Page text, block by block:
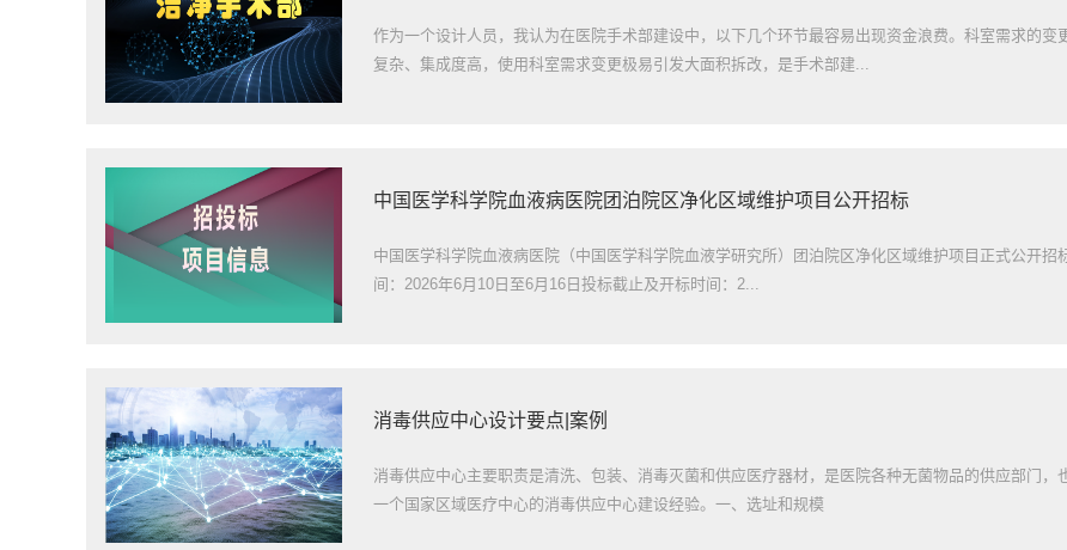
作为一个设计人员，我认为在医院手术部建设中，以下几个环节最容易出现资金浪费。科室需求的
复杂、集成度高，使用科室需求变更极易引发大面积拆改，是手术部建...
中国医学科学院血液病医院团泊院区净化区域维护项目公开招标
中国医学科学院血液病医院（中国医学科学院血液学研究所）团泊院区净化区域维护项目正式公开
间：2026年6月10日至6月16日投标截止及开标时间：2...
消毒供应中心设计要点|案例
消毒供应中心主要职责是清洗、包装、消毒灭菌和供应医疗器材，是医院各种无菌物品的供应部门
一个国家区域医疗中心的消毒供应中心建设经验。一、选址和规模